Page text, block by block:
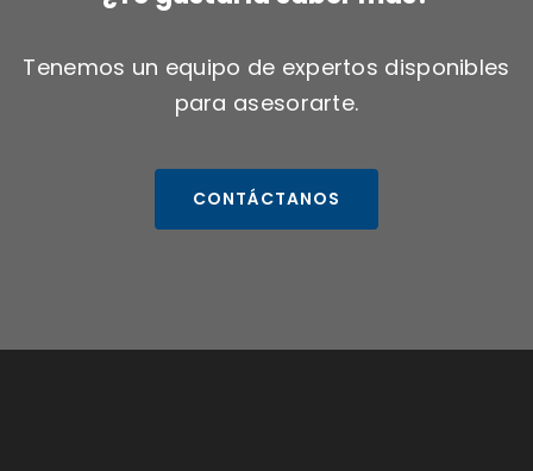
Tenemos un equipo de expertos disponibles
para asesorarte.
CONTÁCTANOS